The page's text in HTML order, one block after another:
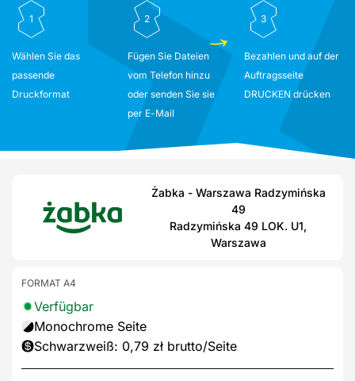
1
Wählen Sie das
passende
Druckformat
2
Fügen Sie Dateien
vom Telefon hinzu
oder senden Sie sie
per E-Mail
3
Bezahlen und auf der
Auftragsseite
DRUCKEN drücken
Żabka - Warszawa Radzymińska
49
Radzymińska 49 LOK. U1,
Warszawa
FORMAT A4
Verfügbar
Monochrome Seite
Schwarzweiß: 0,79 zł brutto/Seite